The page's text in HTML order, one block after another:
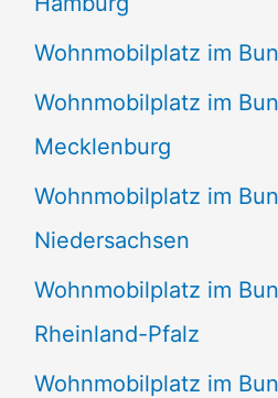
Wohnmobilplatz im
Wohnmobilplatz im
Mecklenburg
Wohnmobilplatz im
Niedersachsen
Wohnmobilplatz im
Rheinland-Pfalz
Wohnmobilplatz im